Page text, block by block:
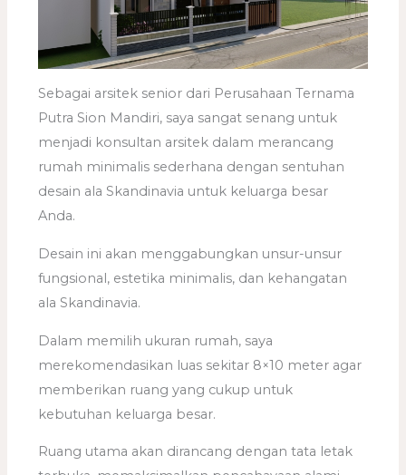
Sebagai arsitek senior dari Perusahaan Ternama
Putra Sion Mandiri, saya sangat senang untuk
menjadi konsultan arsitek dalam merancang
rumah minimalis sederhana dengan sentuhan
desain ala Skandinavia untuk keluarga besar
Anda.
Desain ini akan menggabungkan unsur-unsur
fungsional, estetika minimalis, dan kehangatan
ala Skandinavia.
Dalam memilih ukuran rumah, saya
merekomendasikan luas sekitar 8×10 meter agar
memberikan ruang yang cukup untuk
kebutuhan keluarga besar.
Ruang utama akan dirancang dengan tata letak